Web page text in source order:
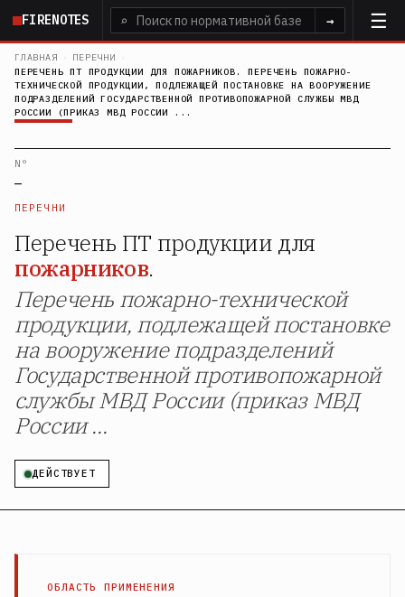
Перейти
основному
содержанию
FIRENOTES ⌕ →
ГЛАВНАЯ › ПЕРЕЧНИ
›
ПЕРЕЧЕНЬ ПТ ПРОДУКЦИИ ДЛЯ ПОЖАРНИКОВ. ПЕРЕЧЕНЬ ПОЖАРНО-
ТЕХНИЧЕСКОЙ ПРОДУКЦИИ, ПОДЛЕЖАЩЕЙ ПОСТАНОВКЕ НА ВООРУЖЕНИЕ
ПОДРАЗДЕЛЕНИЙ ГОСУДАРСТВЕННОЙ ПРОТИВОПОЖАРНОЙ СЛУЖБЫ МВД
РОССИИ (ПРИКАЗ МВД РОССИИ ...
N°
—
ПЕРЕЧНИ
Перечень ПТ продукции для
пожарников.
Перечень пожарно-технической
продукции, подлежащей постановке
на вооружение подразделений
Государственной противопожарной
службы МВД России (приказ МВД
России ...
ДЕЙСТВУЕТ
ОБЛАСТЬ ПРИМЕНЕНИЯ